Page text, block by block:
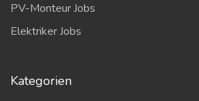
PV-Monteur Jobs
Elektriker Jobs
Kategorien